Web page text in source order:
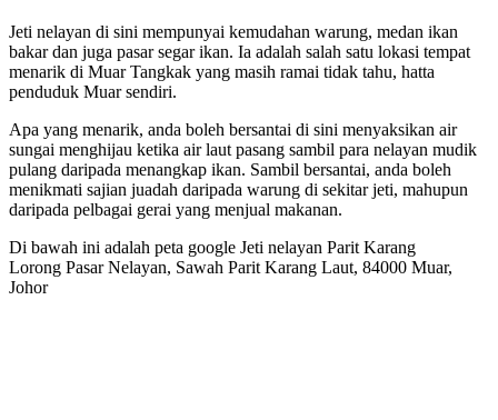
Jeti nelayan di sini mempunyai kemudahan warung, medan ikan
bakar dan juga pasar segar ikan. Ia adalah salah satu lokasi tempat
menarik di Muar Tangkak yang masih ramai tidak tahu, hatta
penduduk Muar sendiri.
Apa yang menarik, anda boleh bersantai di sini menyaksikan air
sungai menghijau ketika air laut pasang sambil para nelayan mudik
pulang daripada menangkap ikan. Sambil bersantai, anda boleh
menikmati sajian juadah daripada warung di sekitar jeti, mahupun
daripada pelbagai gerai yang menjual makanan.
Di bawah ini adalah peta google Jeti nelayan Parit Karang
Lorong Pasar Nelayan, Sawah Parit Karang Laut, 84000 Muar,
Johor